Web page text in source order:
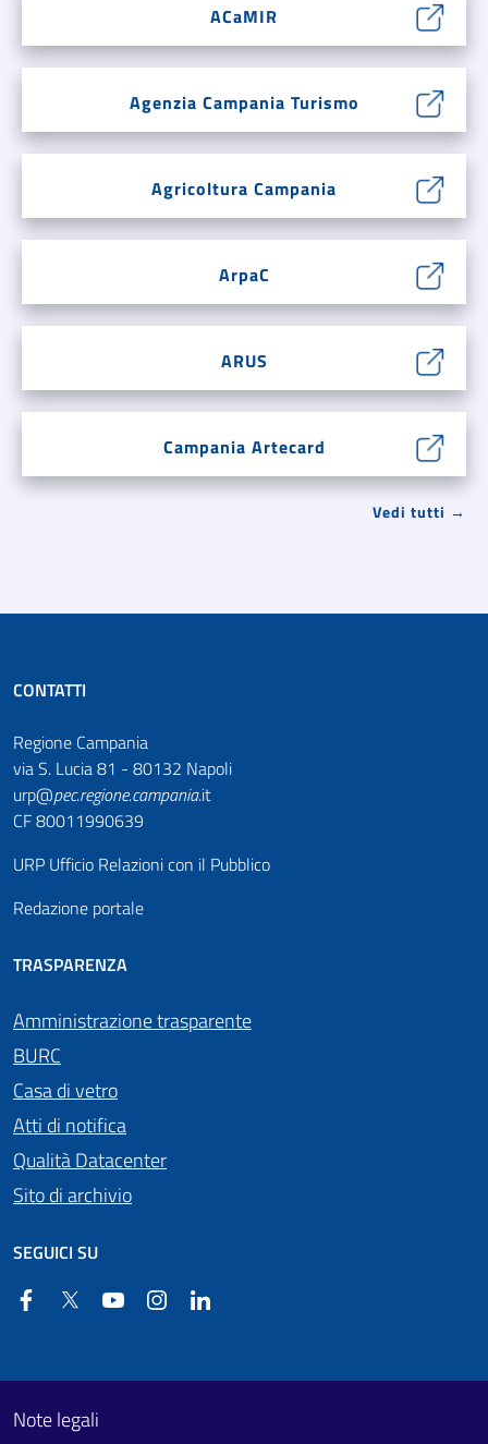
ACaMIR
Agenzia Campania Turismo
Agricoltura Campania
ArpaC
ARUS
Campania Artecard
Vedi tutti →
CONTATTI
Regione Campania
via S. Lucia 81 - 80132 Napoli
urp@pec.regione.campania.it
CF 80011990639
URP Ufficio Relazioni con il Pubblico
Redazione portale
TRASPARENZA
Amministrazione trasparente
BURC
Casa di vetro
Atti di notifica
Qualità Datacenter
Sito di archivio
SEGUICI SU
FacebookTwitter YouTube Instagram
Footer First
Useful links section
Note legali